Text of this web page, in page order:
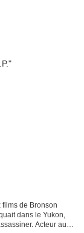
films de Bronson
dans le Yukon,
Acteur au